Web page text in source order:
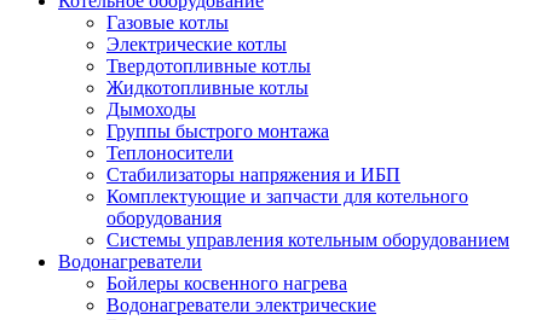
Газовые котлы
Электрические котлы
Твердотопливные котлы
Жидкотопливные котлы
Дымоходы
Группы быстрого монтажа
Теплоносители
Стабилизаторы напряжения и ИБП
Комплектующие и запчасти для котельного
оборудования
Системы управления котельным оборудованием
Водонагреватели
Бойлеры косвенного нагрева
Водонагреватели электрические